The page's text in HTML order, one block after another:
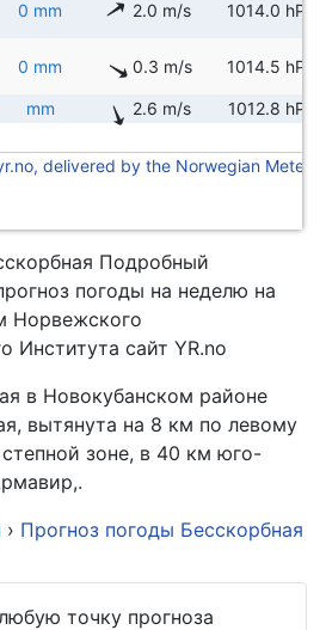
0 mm 2.0 m/s 1014.0 hPa
0 mm 0.3 m/s 1014.5 hPa
mm 2.6 m/s 1012.8 hPa
delivered by the Norwegian
Подробный
погоды на неделю на
Норвежского
Института сайт YR.no
в Новокубанском районе
вытянута на 8 км по левому
зоне, в 40 км юго-
› Прогноз погоды Бесскорбная
точку прогноза